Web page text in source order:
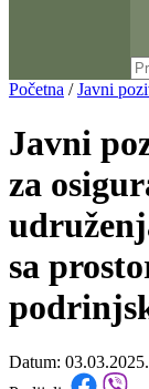
Početna/Javni
Javni
za
sa